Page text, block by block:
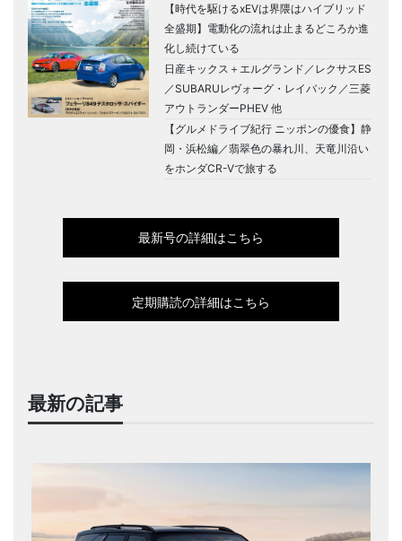
【時代を駆けるxEVは界隈はハイブリッド
全盛期】電動化の流れは止まるどころか進
化し続けている
日産キックス＋エルグランド／レクサスES
／SUBARUレヴォーグ・レイバック／三菱
アウトランダーPHEV 他
【グルメドライブ紀行 ニッポンの優食】静
岡・浜松編／翡翠色の暴れ川、天竜川沿い
をホンダCR-Vで旅する
最新号の詳細はこちら
定期購読の詳細はこちら
最新の記事